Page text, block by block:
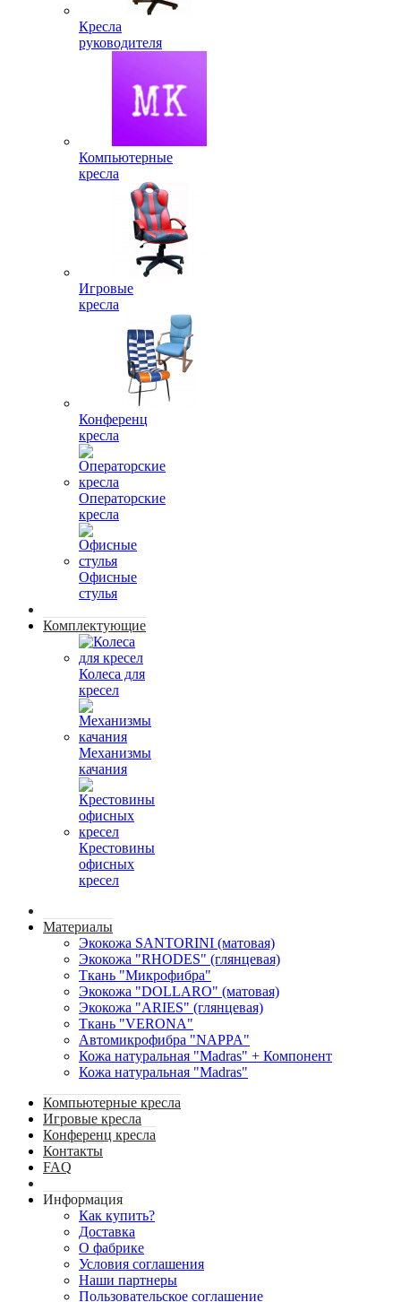
Кресла
руководителя
Компьютерные
кресла
Игровые
кресла
Конференц
кресла
Операторские
кресла
Офисные
стулья
Комплектующие
Колеса для
кресел
Механизмы
качания
Крестовины
офисных
кресел
Материалы
Экокожа SANTORINI (матовая)
Экокожа "RHODES" (глянцевая)
Ткань "Микрофибра"
Экокожа "DOLLARO" (матовая)
Экокожа "ARIES" (глянцевая)
Ткань "VERONA"
Автомикрофибра "NAPPA"
Кожа натуральная "Madras" + Компонент
Кожа натуральная "Madras"
Компьютерные кресла
Игровые кресла
Конференц кресла
Контакты
FAQ
Информация
Как купить?
Доставка
О фабрике
Условия соглашения
Наши партнеры
Пользовательское соглашение